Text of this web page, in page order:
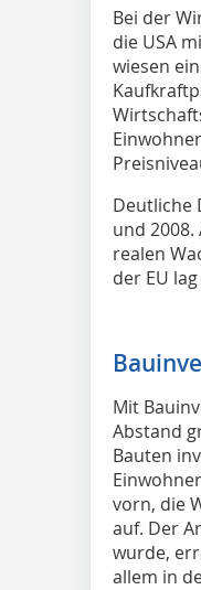
Bei der
die USA
wiesen
Deutliche
und
realen
der EU
Mit
Abstand
Bauten
vorn, die
auf. Der
wurde,
allem in